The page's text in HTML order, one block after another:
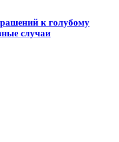
к голубому
случаи